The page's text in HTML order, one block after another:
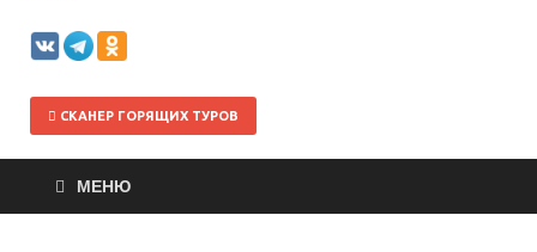
СКАНЕР ГОРЯЩИХ ТУРОВ
МЕНЮ